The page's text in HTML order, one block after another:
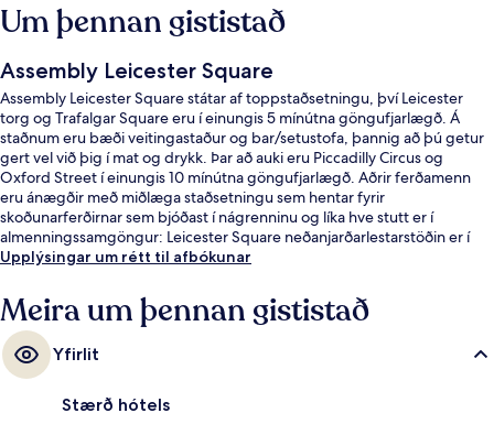
Um þennan gististað
Assembly Leicester Square
Assembly Leicester Square státar af toppstaðsetningu, því Leicester
torg og Trafalgar Square eru í einungis 5 mínútna göngufjarlægð. Á
staðnum eru bæði veitingastaður og bar/setustofa, þannig að þú getur
gert vel við þig í mat og drykk. Þar að auki eru Piccadilly Circus og
Oxford Street í einungis 10 mínútna göngufjarlægð. Aðrir ferðamenn
eru ánægðir með miðlæga staðsetningu sem hentar fyrir
skoðunarferðirnar sem bjóðast í nágrenninu og líka hve stutt er í
almenningssamgöngur: Leicester Square neðanjarðarlestarstöðin er í
örfárra skrefa fjarlægð og Charing Cross neðanjarðarlestarstöðin er í 4
Upplýsingar um rétt til afbókunar
Meira um þennan gististað
Yfirlit
Stærð hótels